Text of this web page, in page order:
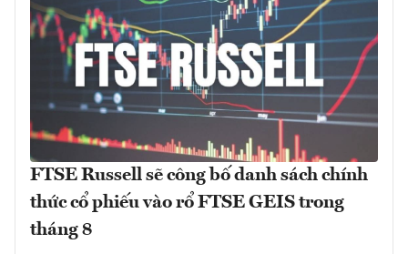
FTSE Russell sẽ công bố danh sách chính
thức cổ phiếu vào rổ FTSE GEIS trong
tháng 8